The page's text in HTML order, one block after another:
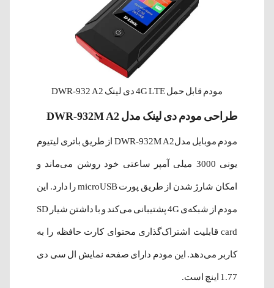
مودم قابل حمل 4G LTE دی لینک DWR-932 A2
طراحی مودم دی لینک مدل DWR-932M A2
مودم موبایل مدلDWR-932M A2 از طریق باتری لیتیوم
یونی 3000 میلی آمپر ساعتی خود روشن می‌ماند و
امکان شارژ شدن از طریق پورت microUSB را دارد. این
مودم از شبکه‌ی 4G پشتیبانی می‌کند و با داشتن شیار SD
card قابلیت اشتراک‌گذاری محتوای کارت حافظه را به
کاربر می‌دهد. این مودم دارای صفحه نمایش ال سی دی
1.77 اینچ است.